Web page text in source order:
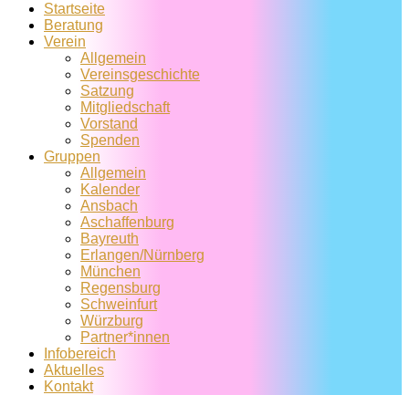
Startseite
Beratung
Verein
Allgemein
Vereins­geschichte
Satzung
Mitglied­schaft
Vorstand
Spenden
Gruppen
Allgemein
Kalender
Ansbach
Aschaffenburg
Bayreuth
Erlangen/Nürnberg
München
Regensburg
Schweinfurt
Würzburg
Partner*innen
Infobereich
Aktuelles
Kontakt